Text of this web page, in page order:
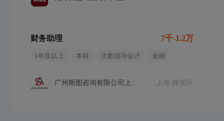
财务助理 7千-1.2万
1年及以上 本科 大数据与会计 金融
广州斯图咨询有限公司上海分 上海-静安区